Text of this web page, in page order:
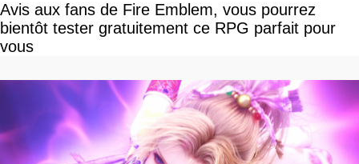
Avis aux fans de Fire Emblem, vous pourrez
bientôt tester gratuitement ce RPG parfait pour
vous